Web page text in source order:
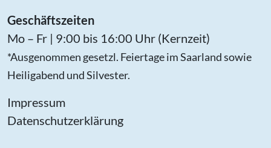
Geschäftszeiten
Mo – Fr | 9:00 bis 16:00 Uhr (Kernzeit)
*Ausgenommen gesetzl. Feiertage im Saarland sowie
Heiligabend und Silvester.
Impressum
Datenschutzerklärung